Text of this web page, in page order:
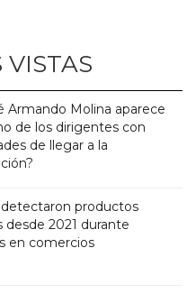
VISTAS
Armando Molina aparece
de los dirigentes con
de llegar a la
detectaron productos
desde 2021 durante
en comercios